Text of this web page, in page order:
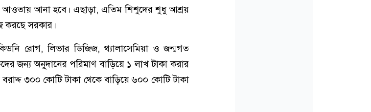
আওতায় আনা হবে। এছাড়া, এতিম শিশুদের শুধু আশ্রয়
করছে সরকার।
রোগ, লিভার ডিজিজ, থ্যালাসেমিয়া ও জন্মগত
জন্য অনুদানের পরিমাণ বাড়িয়ে ১ লাখ টাকা করার
৩০০ কোটি টাকা থেকে বাড়িয়ে ৬০০ কোটি টাকা